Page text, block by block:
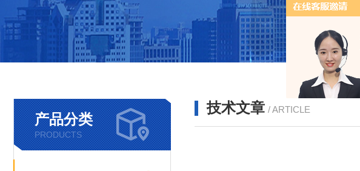
产品分类
PRODUCTS
技术文章 / ARTICLE